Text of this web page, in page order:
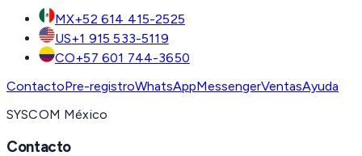
MX+52 614 415-2525
US+1 915 533-5119
CO+57 601 744-3650
ContactoPre-registroWhatsAppMessengerVentasAyuda
SYSCOM México
Contacto